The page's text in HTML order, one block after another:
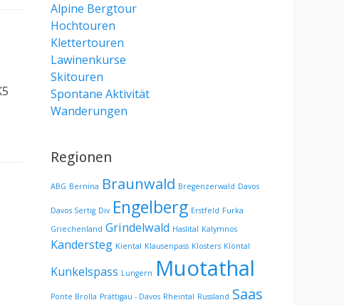
Alpine Bergtour
Hochtouren
Klettertouren
Lawinenkurse
Skitouren
Spontane Aktivität
Wanderungen
Regionen
ABG Bernina Braunwald Bregenzerwald Davos
Davos Sertig Div Engelberg Erstfeld Furka
Griechenland Grindelwald Haslital Kalymnos
Kandersteg Kiental Klausenpass Klosters Klöntal
Kunkelspass Lungern Muotathal
Ponte Brolla Prättigau - Davos Rheintal Russland Saas